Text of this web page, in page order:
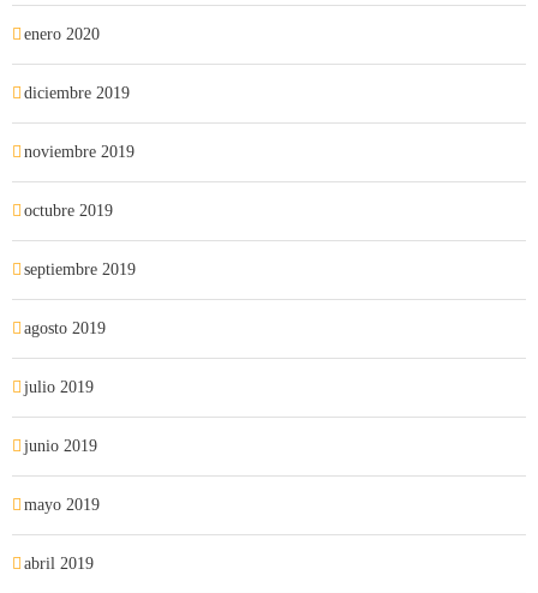
enero 2020
diciembre 2019
noviembre 2019
octubre 2019
septiembre 2019
agosto 2019
julio 2019
junio 2019
mayo 2019
abril 2019